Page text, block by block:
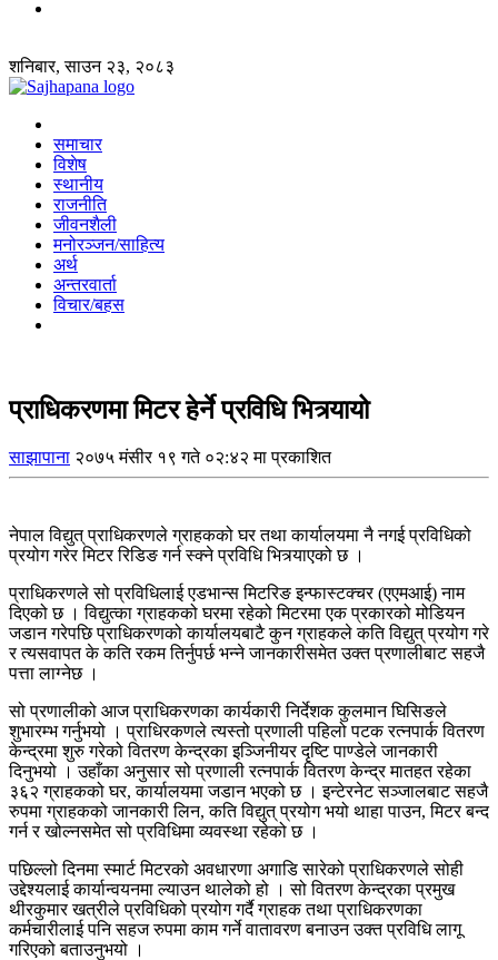
शनिबार, साउन २३, २०८३
समाचार
विशेष
स्थानीय
राजनीति
जीवनशैली
मनोरञ्जन/साहित्य
अर्थ
अन्तरवार्ता
विचार/बहस
प्राधिकरणमा मिटर हेर्ने प्रविधि भित्र्यायो
साझापाना २०७५ मंसीर १९ गते ०२:४२ मा प्रकाशित
नेपाल विद्युत् प्राधिकरणले ग्राहकको घर तथा कार्यालयमा नै नगई प्रविधिको
प्रयोग गरेर मिटर रिडिङ गर्न स्क्ने प्रविधि भित्र्याएको छ ।
प्राधिकरणले सो प्रविधिलाई एडभान्स मिटरिङ इन्फास्टक्चर (एएमआई) नाम
दिएको छ । विद्युत्का ग्राहकको घरमा रहेको मिटरमा एक प्रकारको मोडियन
जडान गरेपछि प्राधिकरणको कार्यालयबाटै कुन ग्राहकले कति विद्युत् प्रयोग गरे
र त्यसवापत के कति रकम तिर्नुपर्छ भन्ने जानकारीसमेत उक्त प्रणालीबाट सहजै
पत्ता लाग्नेछ ।
सो प्रणालीको आज प्राधिकरणका कार्यकारी निर्देशक कुलमान घिसिङले
शुभारम्भ गर्नुभयो । प्राधिरकणले त्यस्तो प्रणाली पहिलो पटक रत्नपार्क वितरण
केन्द्रमा शुरु गरेको वितरण केन्द्रका इञ्जिनीयर दृष्टि पाण्डेले जानकारी
दिनुभयो । उहाँका अनुसार सो प्रणाली रत्नपार्क वितरण केन्द्र मातहत रहेका
३६२ ग्राहकको घर, कार्यालयमा जडान भएको छ । इन्टेरनेट सञ्जालबाट सहजै
रुपमा ग्राहकको जानकारी लिन, कति विद्युत् प्रयोग भयो थाहा पाउन, मिटर बन्द
गर्न र खोल्नसमेत सो प्रविधिमा व्यवस्था रहेको छ ।
पछिल्लो दिनमा स्मार्ट मिटरको अवधारणा अगाडि सारेको प्राधिकरणले सोही
उद्देश्यलाई कार्यान्वयनमा ल्याउन थालेको हो । सो वितरण केन्द्रका प्रमुख
थीरकुमार खत्रीले प्रविधिको प्रयोग गर्दै ग्राहक तथा प्राधिकरणका
कर्मचारीलाई पनि सहज रुपमा काम गर्ने वातावरण बनाउन उक्त प्रविधि लागू
गरिएको बताउनुभयो ।